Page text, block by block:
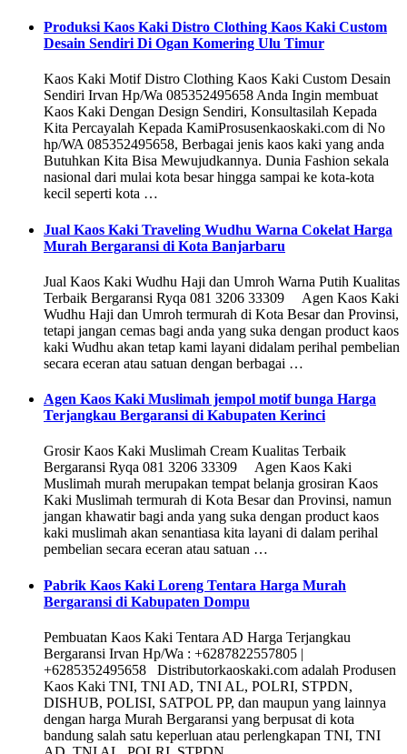
Produksi Kaos Kaki Distro Clothing Kaos Kaki Custom
Desain Sendiri Di Ogan Komering Ulu Timur
Kaos Kaki Motif Distro Clothing Kaos Kaki Custom Desain
Sendiri Irvan Hp/Wa 085352495658 Anda Ingin membuat
Kaos Kaki Dengan Design Sendiri, Konsultasilah Kepada
Kita Percayalah Kepada KamiProsusenkaoskaki.com di No
hp/WA 085352495658, Berbagai jenis kaos kaki yang anda
Butuhkan Kita Bisa Mewujudkannya. Dunia Fashion sekala
nasional dari mulai kota besar hingga sampai ke kota-kota
kecil seperti kota …
Jual Kaos Kaki Traveling Wudhu Warna Cokelat Harga
Murah Bergaransi di Kota Banjarbaru
Jual Kaos Kaki Wudhu Haji dan Umroh Warna Putih Kualitas
Terbaik Bergaransi Ryqa 081 3206 33309 Agen Kaos Kaki
Wudhu Haji dan Umroh termurah di Kota Besar dan Provinsi,
tetapi jangan cemas bagi anda yang suka dengan product kaos
kaki Wudhu akan tetap kami layani didalam perihal pembelian
secara eceran atau satuan dengan berbagai …
Agen Kaos Kaki Muslimah jempol motif bunga Harga
Terjangkau Bergaransi di Kabupaten Kerinci
Grosir Kaos Kaki Muslimah Cream Kualitas Terbaik
Bergaransi Ryqa 081 3206 33309 Agen Kaos Kaki
Muslimah murah merupakan tempat belanja grosiran Kaos
Kaki Muslimah termurah di Kota Besar dan Provinsi, namun
jangan khawatir bagi anda yang suka dengan product kaos
kaki muslimah akan senantiasa kita layani di dalam perihal
pembelian secara eceran atau satuan …
Pabrik Kaos Kaki Loreng Tentara Harga Murah
Bergaransi di Kabupaten Dompu
Pembuatan Kaos Kaki Tentara AD Harga Terjangkau
Bergaransi Irvan Hp/Wa : +6287822557805 |
+6285352495658 Distributorkaoskaki.com adalah Produsen
Kaos Kaki TNI, TNI AD, TNI AL, POLRI, STPDN,
DISHUB, POLISI, SATPOL PP, dan maupun yang lainnya
dengan harga Murah Bergaransi yang berpusat di kota
bandung salah satu keperluan atau perlengkapan TNI, TNI